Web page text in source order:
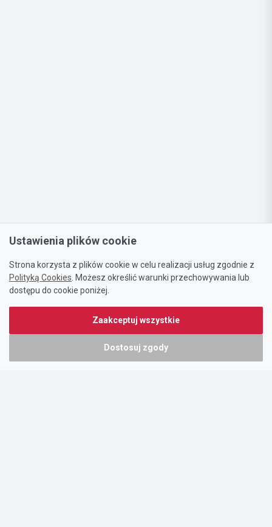
Ustawienia plików cookie
Strona korzysta z plików cookie w celu realizacji usług zgodnie z
Polityką Cookies . Możesz określić warunki przechowywania lub
dostępu do cookie poniżej.
Zaakceptuj wszystkie
Dostosuj zgody